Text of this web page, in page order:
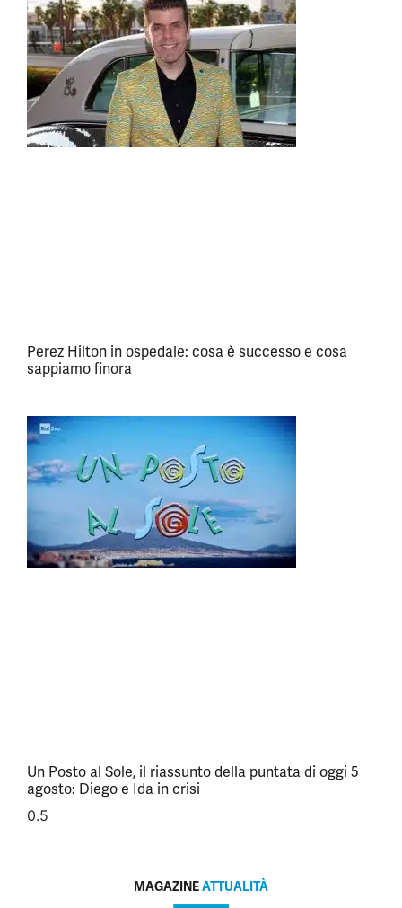
Perez Hilton in ospedale: cosa è successo e cosa
sappiamo finora
Un Posto al Sole, il riassunto della puntata di oggi 5
agosto: Diego e Ida in crisi
MAGAZINEATTUALITÀ